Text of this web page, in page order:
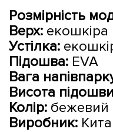
Розмірність
Верх: екошкіра
Устілка:
Підошва: EVA
Вага
Висота
Колір: бежевий
Виробник: